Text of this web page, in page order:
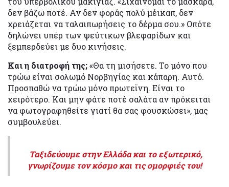
δεν βάζω ποτέ. Αν δεν φοράς πολύ μέικαπ, δεν
χρειάζεται να ταλαιπωρήσεις το δέρμα σου.» Οπότε
δηλώνει υπέρ των ψεύτικων βλεφαρίδων και
ξεμπερδεύει με δυο κινήσεις.
Και η διατροφή της;«Θα τη μισήσετε. Το μόνο που
τρώω είναι σολωμό Νορβηγίας και κάπαρη. Αυτό.
Προσπαθώ να τρώω μόνο πρωτεϊνη. Είναι το
χειρότερο. Και μην φάτε ποτέ σαλάτα αν πρόκειται
να φωτογραφηθείτε γιατί θα σας φουσκώσει», μας
συμβουλεύει.
Ταξιδεύουμε στην Ελλάδα και το εξωτερικό,
γνωρίζουμε τον κόσμο και τις ομορφιές του!